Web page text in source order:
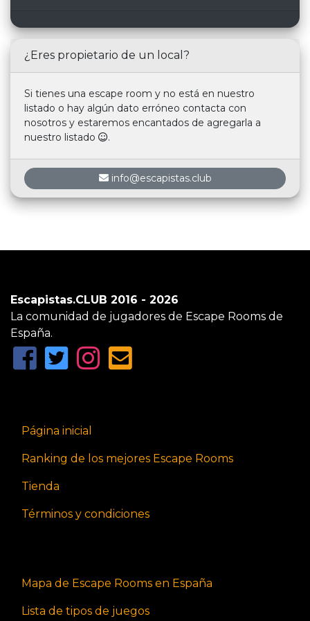
¿Eres propietario de un local?
Si tienes una escape room y no está en nuestro
listado o hay algún dato erróneo contacta con
nosotros y estaremos encantados de agregarla a
nuestro listado
.
info@escapistas.club
Escapistas.CLUB 2016 - 2026
La comunidad de jugadores de Escape Rooms de
España.
Página inicial
Ranking de los mejores Escape Rooms
Tienda
Términos y condiciones
Mapa de Escape Rooms en España
Lista de tipos de juegos